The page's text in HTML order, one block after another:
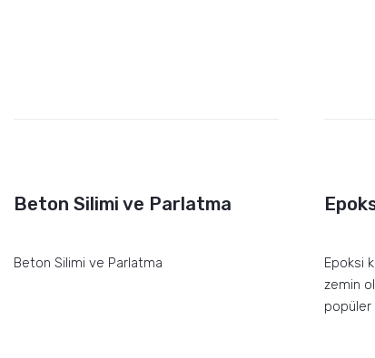
Beton Silimi ve Parlatma
Beton Silimi ve Parlatma
Epoksi
zemin
popüler